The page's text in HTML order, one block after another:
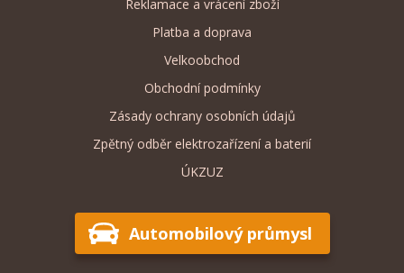
Reklamace a vrácení zboží
Platba a doprava
Velkoobchod
Obchodní podmínky
Zásady ochrany osobních údajů
Zpětný odběr elektrozařízení a baterií
ÚKZUZ
Automobilový průmysl